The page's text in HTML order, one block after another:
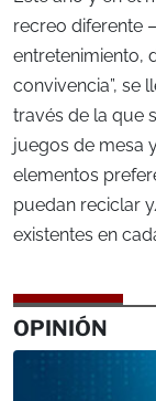
recreo diferente
entretenimiento,
convivencia”, se
través de la que
juegos de mesa
elementos
puedan reciclar
existentes en
OPINIÓN